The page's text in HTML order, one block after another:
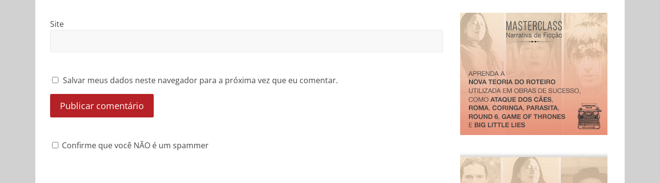
Site
Salvar meus dados neste navegador para a próxima vez que eu comentar.
Confirme que você NÃO é um spammer